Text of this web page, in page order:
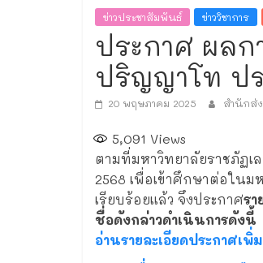
ข่าวประชาสัมพันธ์ ข่าววิชาการ
ประกาศ ผล
ปริญญาโท ป
20 พฤษภาคม 2025 สำนักส่
5,091 Views
ตามที่มหาวิทยาลัยราชภัฏ
2568 เพื่อเข้าศึกษาต่อใน
เรียบร้อยแล้ว จึงประกาศร
ชื่อดังกล่าวดำเนินการดังนี้
อ่านรายละเอียดประกาศเพิ่